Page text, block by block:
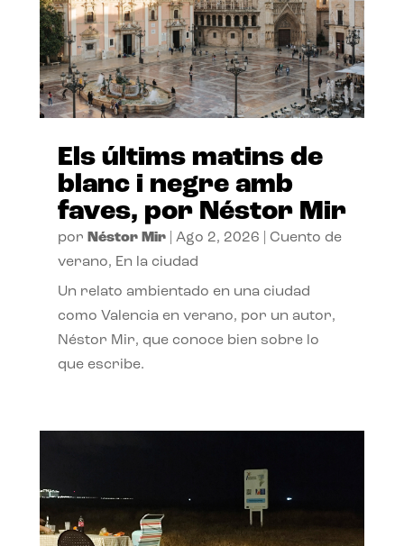
Els últims matins de
blanc i negre amb
faves, por Néstor Mir
por Néstor Mir| Ago 2, 2026
Cuento de
verano, En la ciudad
Un relato ambientado en una ciudad
como Valencia en verano, por un autor,
Néstor Mir, que conoce bien sobre lo
que escribe.